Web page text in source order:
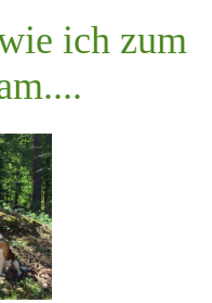
ich zum